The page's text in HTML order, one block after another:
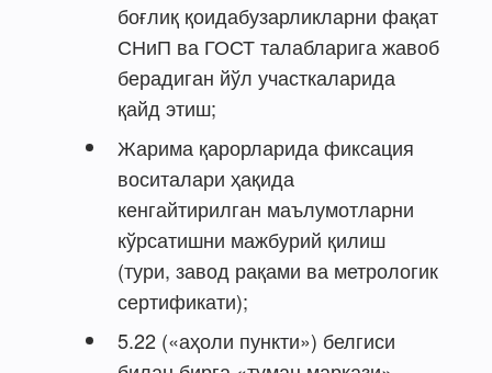
боғлиқ қоидабузарликларни фақат
СНиП ва ГОСТ талабларига жавоб
берадиган йўл участкаларида
қайд этиш;
Жарима қарорларида фиксация
воситалари ҳақида
кенгайтирилган маълумотларни
кўрсатишни мажбурий қилиш
(тури, завод рақами ва метрологик
сертификати);
5.22 («аҳоли пункти») белгиси